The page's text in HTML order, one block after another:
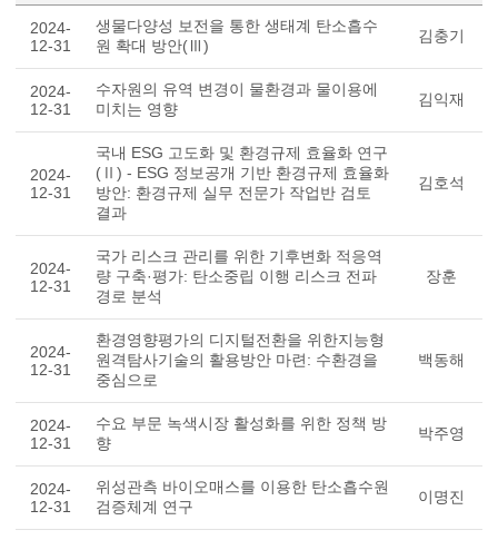
2024-
12-31
생물다양성 보전을 통한 생태계 탄소흡수
원 확대 방안(Ⅲ)
김충기
2024-
12-31
수자원의 유역 변경이 물환경과 물이용에
미치는 영향
김익재
2024-
12-31
국내 ESG 고도화 및 환경규제 효율화 연구
(Ⅱ) - ESG 정보공개 기반 환경규제 효율화
방안: 환경규제 실무 전문가 작업반 검토
결과
김호석
2024-
12-31
국가 리스크 관리를 위한 기후변화 적응역
량 구축·평가: 탄소중립 이행 리스크 전파
경로 분석
장훈
2024-
12-31
환경영향평가의 디지털전환을 위한지능형
원격탐사기술의 활용방안 마련: 수환경을
중심으로
백동해
2024-
12-31
수요 부문 녹색시장 활성화를 위한 정책 방
향
박주영
2024-
12-31
위성관측 바이오매스를 이용한 탄소흡수원
검증체계 연구
이명진